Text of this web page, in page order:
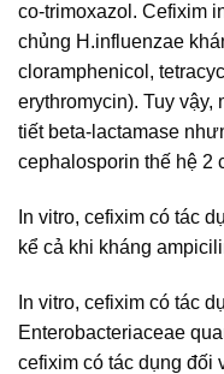
co-trimoxazol. Cefixim
chủng H.influenzae
cloramphenicol,
erythromycin). Tuy vậy,
tiết beta-lactamase
cephalosporin thế hệ 2
In vitro, cefixim có tác
kể cả khi kháng
In vitro, cefixim có tác
Enterobacteriaceae
cefixim có tác dụng đối